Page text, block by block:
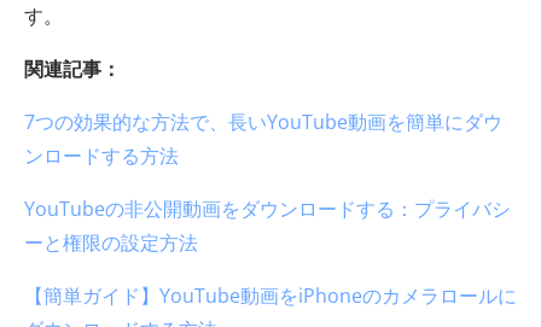
す。
関連記事：
7つの効果的な方法で、長いYouTube動画を簡単にダウ
ンロードする方法
YouTubeの非公開動画をダウンロードする：プライバシ
ーと権限の設定方法
【簡単ガイド】YouTube動画をiPhoneのカメラロールに